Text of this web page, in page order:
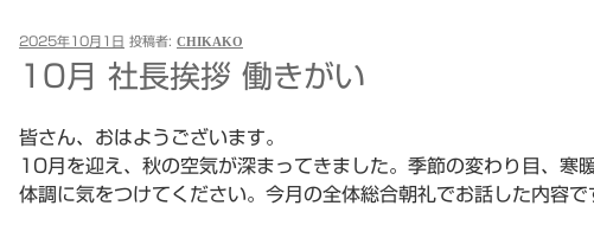
投
2025年10月1日 投稿者: CHIKAKO
10月 社長挨拶 働きがい
皆さん、おはようございます。
10月を迎え、秋の空気が深まってきました。季節の変わり目、寒
体調に気をつけてください。今月の全体総合朝礼でお話した内容で